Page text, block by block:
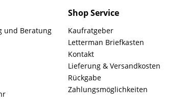
und Beratung
Shop Service
Kaufratgeber
Letterman Briefkasten
Kontakt
Lieferung & Versandkosten
Rückgabe
Zahlungsmöglichkeiten